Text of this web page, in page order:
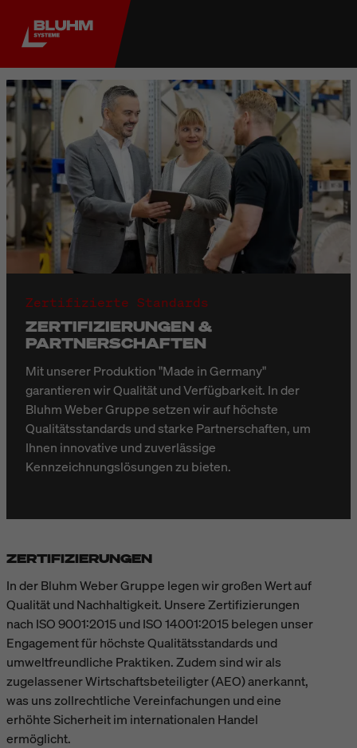
Zertifizierte Standards
ZERTIFIZIERUNGEN &
PARTNERSCHAFTEN
Mit unserer Produktion "Made in Germany"
garantieren wir Qualität und Verfügbarkeit. In der
Bluhm Weber Gruppe setzen wir auf höchste
Qualitätsstandards und starke Partnerschaften, um
Ihnen innovative und zuverlässige
Kennzeichnungslösungen zu bieten.
ZERTIFIZIERUNGEN
In der Bluhm Weber Gruppe legen wir großen Wert auf
Qualität und Nachhaltigkeit. Unsere Zertifizierungen
nach ISO 9001:2015 und ISO 14001:2015 belegen unser
Engagement für höchste Qualitätsstandards und
umweltfreundliche Praktiken. Zudem sind wir als
zugelassener Wirtschaftsbeteiligter (AEO) anerkannt,
was uns zollrechtliche Vereinfachungen und eine
erhöhte Sicherheit im internationalen Handel
ermöglicht.